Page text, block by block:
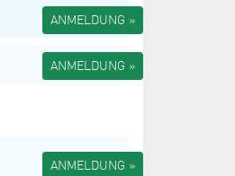
ANMELDUNG »
ANMELDUNG »
ANMELDUNG »